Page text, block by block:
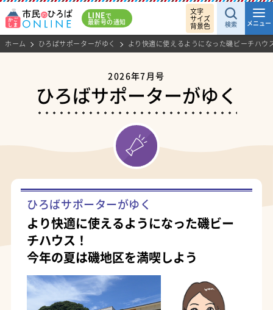
LINEで
最新号の通知
文字
サイズ
背景色 検索 メニュー
ホーム ひろばサポーターがゆく より快適に使えるようになった磯ビーチハ
2026年7月号
ひろばサポーターがゆく
ひろばサポーターがゆく
より快適に使えるようになった磯ビー
チハウス！
今年の夏は磯地区を満喫しよう